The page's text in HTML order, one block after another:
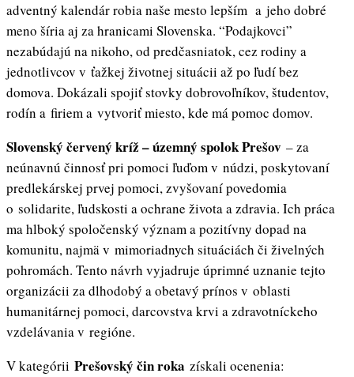
adventný kalendár robia naše mesto lepším a jeho dobré
meno šíria aj za hranicami Slovenska. “Podajkovci”
nezabúdajú na nikoho, od predčasniatok, cez rodiny a
jednotlivcov v ťažkej životnej situácii až po ľudí bez
domova. Dokázali spojiť stovky dobrovoľníkov, študentov,
rodín a firiem a vytvoriť miesto, kde má pomoc domov.
Slovenský červený kríž – územný spolok Prešov – za
neúnavnú činnosť pri pomoci ľuďom v núdzi, poskytovaní
predlekárskej prvej pomoci, zvyšovaní povedomia
o solidarite, ľudskosti a ochrane života a zdravia. Ich práca
ma hlboký spoločenský význam a pozitívny dopad na
komunitu, najmä v mimoriadnych situáciách či živelných
pohromách. Tento návrh vyjadruje úprimné uznanie tejto
organizácii za dlhodobý a obetavý prínos v oblasti
humanitárnej pomoci, darcovstva krvi a zdravotníckeho
vzdelávania v regióne.
V kategórii Prešovský čin roka získali ocenenia: